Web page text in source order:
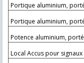
Portique aluminium,
Portique aluminium,
Potence aluminium,
Local Accus pour signaux